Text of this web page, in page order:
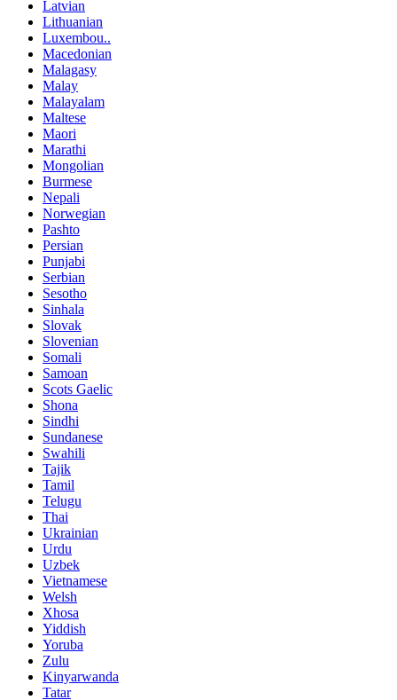
Latvian
Lithuanian
Luxembou..
Macedonian
Malagasy
Malay
Malayalam
Maltese
Maori
Marathi
Mongolian
Burmese
Nepali
Norwegian
Pashto
Persian
Punjabi
Serbian
Sesotho
Sinhala
Slovak
Slovenian
Somali
Samoan
Scots Gaelic
Shona
Sindhi
Sundanese
Swahili
Tajik
Tamil
Telugu
Thai
Ukrainian
Urdu
Uzbek
Vietnamese
Welsh
Xhosa
Yiddish
Yoruba
Zulu
Kinyarwanda
Tatar